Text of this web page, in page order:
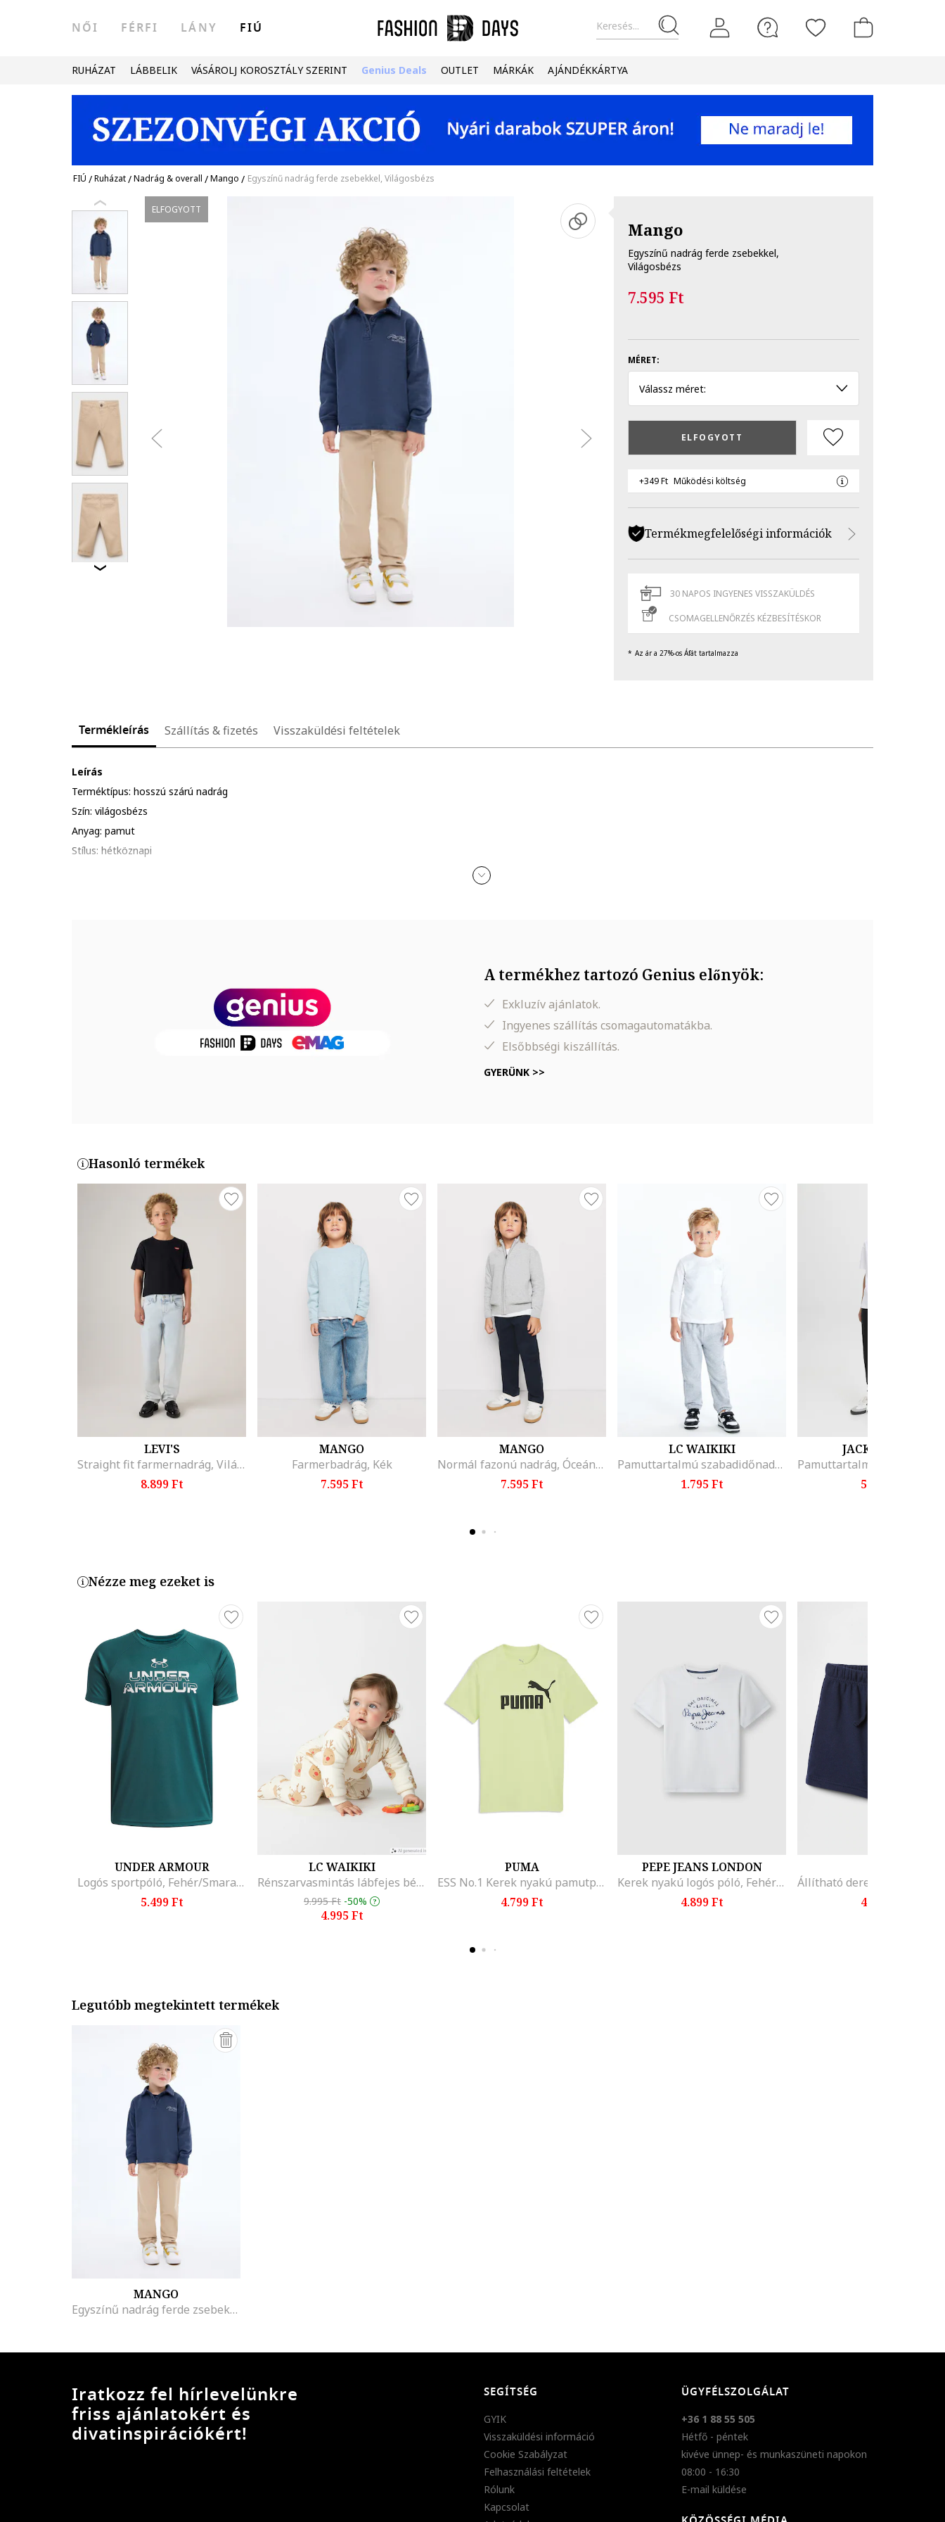
Keresés...
NŐI FÉRFI LÁNY FIÚ
RUHÁZAT LÁBBELIK VÁSÁROLJ KOROSZTÁLY SZERINT Genius Deals OUTLET MÁRKÁK AJÁNDÉKKÁRTYA
FIÚ /Ruházat/Nadrág & overall /Mango / Egyszínű nadrág ferde zsebekkel, Világosbézs
ELFOGYOTT
Mango
Egyszínű nadrág ferde zsebekkel,
Világosbézs
7.595 Ft
MÉRET:
Válassz méret:
ELFOGYOTT
+349 Ft Működési költség
Termékmegfelelőségi információk
30 NAPOS INGYENES VISSZAKÜLDÉS
CSOMAGELLENŐRZÉS KÉZBESÍTÉSKOR
Az ár a 27%-os Áfát tartalmazza
Termékleírás Szállítás & fizetés Visszaküldési feltételek
Leírás
Terméktípus: hosszú szárú nadrág
Szín: világosbézs
Anyag: pamut
Stílus: hétköznapi
Külső anyag: 98% pamut, 2% elasztán
A termékhez tartozó Genius előnyök:
Exkluzív ajánlatok.
Ingyenes szállítás csomagautomatákba.
Elsőbbségi kiszállítás.
GYERÜNK >>
Hasonló termékek
LEVI'S
Straight fit farmernadrág, Világoskék
8.899 Ft
MANGO
Farmerbadrág, Kék
7.595 Ft
MANGO
Normál fazonú nadrág, Óceánkék
7.595 Ft
LC WAIKIKI
Pamuttartalmú szabadidőnadrág meleg béléssel, Melange világosszürke
1.795 Ft
JACK & JONES
5.999 Ft
Nézze meg ezeket is
UNDER ARMOUR
Logós sportpóló, Fehér/Smaragdzöld
5.499 Ft
LC WAIKIKI
Rénszarvasmintás lábfejes bélelt rugdalózó, Piros/Halvány narancssárga/Krémszín
9.995 Ft -50%
4.995 Ft
PUMA
ESS No.1 Kerek nyakú pamutpóló logómintával
4.799 Ft
PEPE JEANS LONDON
Kerek nyakú logós póló, Fehér/Tengerészkék
4.899 Ft
4.899 Ft
Legutóbb megtekintett termékek
MANGO
Egyszínű nadrág ferde zsebekkel, Világosbézs
Iratkozz fel hírlevelünkre
friss ajánlatokért és
divatinspirációkért!
SEGÍTSÉG
GYIK
Visszaküldési információ
Cookie Szabályzat
Felhasználási feltételek
Rólunk
Kapcsolat
ÜGYFÉLSZOLGÁLAT
+36 1 88 55 505
Hétfő - péntek
kivéve ünnep- és munkaszüneti napokon
08:00 - 16:30
E-mail küldése